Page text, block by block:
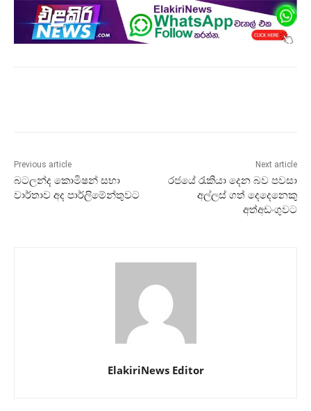
Previous article
බටලන්ද කොමිෂන් සභා
වාර්තාව අද පාර්ලිමේන්තුවට
Next article
රජයේ රැකියා දෙන බව පවසා
අල්ලස් ගත් දෙදෙනෙකු
අත්අඩංගුවට
ElakiriNews Editor